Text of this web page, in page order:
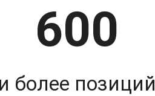
600
и более позиций